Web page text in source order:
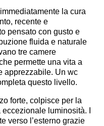
la cura
recente e
pensato con gusto e
fluida e naturale
tre camere
permette una vita a
apprezzabile. Un wc
questo livello.
forte, colpisce per la
luminosità. I
verso l’esterno grazie